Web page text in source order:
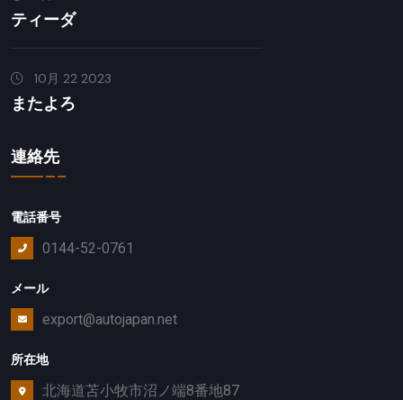
ティーダ
10月 22 2023
またよろ
連絡先
電話番号
0144-52-0761
メール
export@autojapan.net
所在地
北海道苫小牧市沼ノ端8番地87